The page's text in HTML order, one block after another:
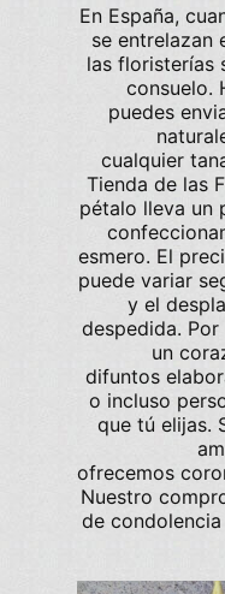
En España,
se entrelazan
las floristerías
consuelo.
puedes
cualquier
Tienda de las
pétalo lleva un
esmero. El
puede variar
y el
despedida. Por
un
difuntos
o incluso
que tú elijas.
ofrecemos
Nuestro
de condolencia